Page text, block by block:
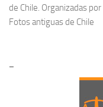
de Chile. Organizadas
Fotos antiguas de Chile
–